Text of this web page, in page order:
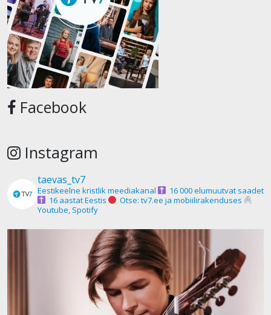
Facebook
Instagram
taevas_tv7
Eestikeelne kristlik meediakanal
16 000 elumuutvat saadet
16 aastat Eestis
Otse: tv7.ee ja mobiilirakenduses
Youtube, Spotify